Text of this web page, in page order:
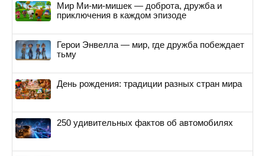
Мир Ми-ми-мишек — доброта, дружба и
приключения в каждом эпизоде
Герои Энвелла — мир, где дружба побеждает
тьму
День рождения: традиции разных стран мира
250 удивительных фактов об автомобилях